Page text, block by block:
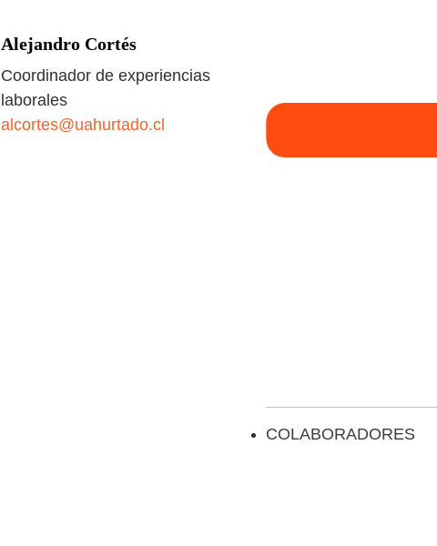
Alejandro Cortés
Coordinador de experiencias
laborales
alcortes@uahurtado.cl
COLABORADORES